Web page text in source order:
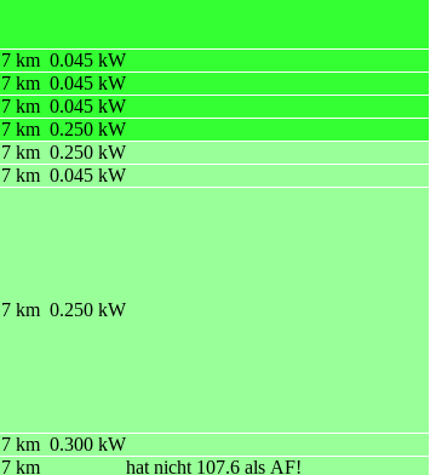
7 km 0.045 kW
7 km 0.045 kW
7 km 0.045 kW
7 km 0.250 kW
7 km 0.250 kW
7 km 0.045 kW
7 km 0.250 kW
7 km 0.300 kW
7 km hat nicht 107.6 als AF!